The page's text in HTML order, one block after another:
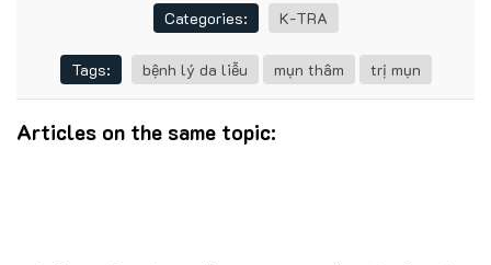
Categories: K-TRA
Tags: bệnh lý da liễu mụn thâm trị mụn
Articles on the same topic: